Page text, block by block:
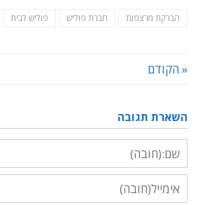
הברקת מרצפות חברת פוליש פוליש לבית
« הקודם
השארת תגובה